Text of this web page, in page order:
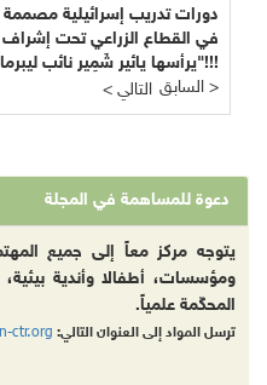
دورات تدريب إسرائيلية
في القطاع الزراعي تحت إشراف
يرأسها يائير شَمِير نائب ليبرمان رئيس "إسرائيل بيتنا"!!!
< التالي
السابق >
دعوة للمساهمة في المجلة
يتوجه مركز معاً إلى جميع
ومؤسسات، أطفالا وأندية
المحكّمة علمياً.
ترسل المواد إلى العنوان التالي: ctr.org